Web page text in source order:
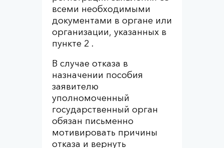
всеми необходимыми
документами в органе или
организации, указанных в
пункте 2 .
В случае отказа в
назначении пособия
заявителю
уполномоченный
государственный орган
обязан письменно
мотивировать причины
отказа и вернуть